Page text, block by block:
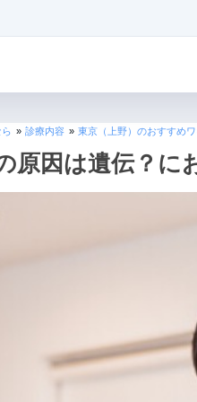
ら » 診療内容 » 東京（上野）のおすすめ
原因は遺伝？に